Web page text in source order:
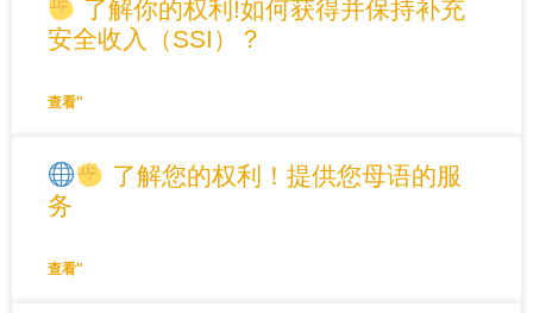
了解你的权利!如何获得并保持补充
安全收入（SSI）？
查看"
了解您的权利！提供您母语的服
务
查看"